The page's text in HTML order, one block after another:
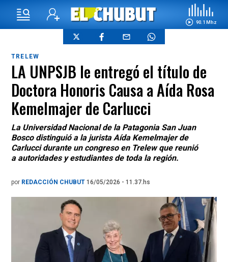
90.1 Mhz
TRELEW
LA UNPSJB le entregó el título de
Doctora Honoris Causa a Aída Rosa
Kemelmajer de Carlucci
La Universidad Nacional de la Patagonia San Juan
Bosco distinguió a la jurista Aída Kemelmajer de
Carlucci durante un congreso en Trelew que reunió
a autoridades y estudiantes de toda la región.
por REDACCIÓN CHUBUT 16/05/2026 - 11.37.hs